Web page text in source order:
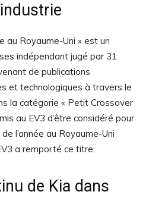
au Royaume-Uni » est un
indépendant jugé par 31
de publications
et technologiques à travers le
la catégorie « Petit Crossover
au EV3 d’être considéré pour
l’année au Royaume-Uni
a remporté ce titre.
de Kia dans